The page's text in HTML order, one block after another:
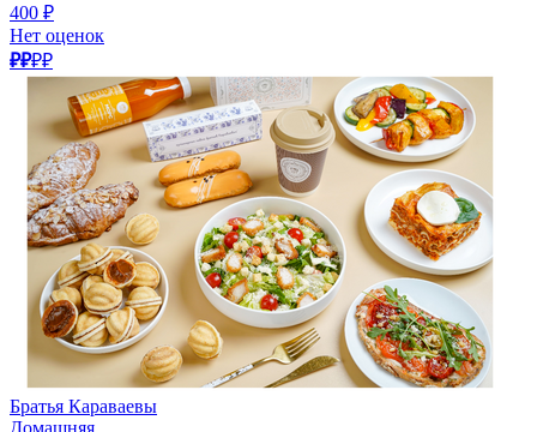
400 ₽
Нет оценок
₽₽₽₽
Братья Караваевы
Домашняя